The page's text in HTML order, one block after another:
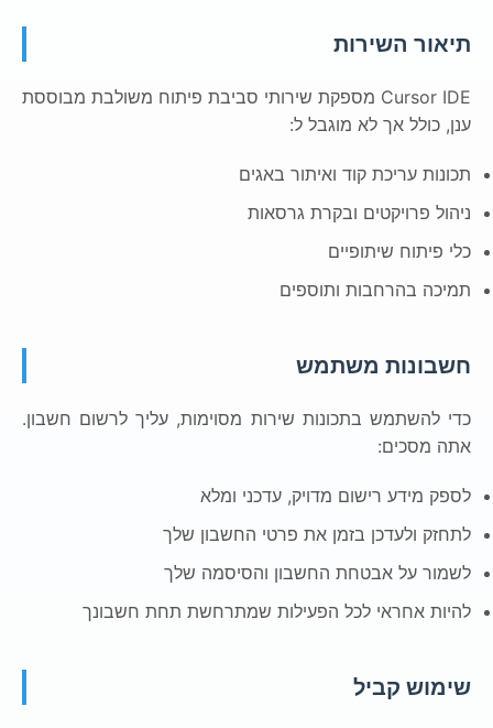
תיאור השירות
Cursor IDE מספקת שירותי סביבת פיתוח משולבת מבוססת
ענן, כולל אך לא מוגבל ל:
תכונות עריכת קוד ואיתור באגים
ניהול פרויקטים ובקרת גרסאות
כלי פיתוח שיתופיים
תמיכה בהרחבות ותוספים
חשבונות משתמש
כדי להשתמש בתכונות שירות מסוימות, עליך לרשום חשבון.
אתה מסכים:
לספק מידע רישום מדויק, עדכני ומלא
לתחזק ולעדכן בזמן את פרטי החשבון שלך
לשמור על אבטחת החשבון והסיסמה שלך
להיות אחראי לכל הפעילות שמתרחשת תחת חשבונך
שימוש קביל